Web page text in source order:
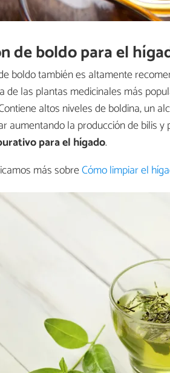
de boldo para el
boldo también es altamente
de las plantas medicinales más
altos niveles de boldina, un
aumentando la producción de bilis
para el hígado.
más sobreCómo limpiar el